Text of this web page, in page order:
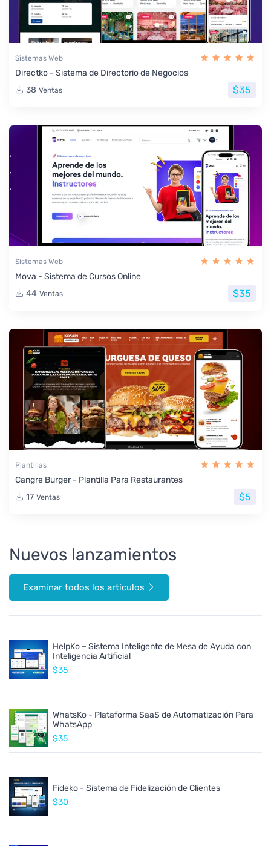
Sistemas Web
Directko - Sistema de Directorio de Negocios
38 Ventas $35
Sistemas Web
Mova - Sistema de Cursos Online
44 Ventas $35
Plantillas
Cangre Burger - Plantilla Para Restaurantes
17 Ventas $5
Nuevos lanzamientos
Examinar todos los artículos
HelpKo – Sistema Inteligente de Mesa de Ayuda con
Inteligencia Artificial
$35
WhatsKo - Plataforma SaaS de Automatización Para
WhatsApp
$35
Fideko - Sistema de Fidelización de Clientes
$30